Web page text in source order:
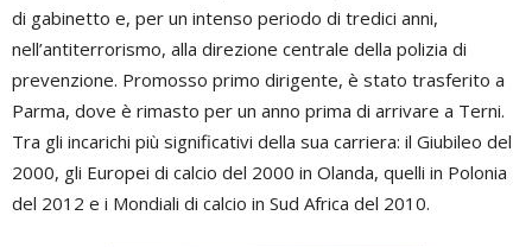
di gabinetto e, per un intenso periodo di tredici anni,
nell’antiterrorismo, alla direzione centrale della polizia di
prevenzione. Promosso primo dirigente, è stato trasferito a
Parma, dove è rimasto per un anno prima di arrivare a Terni.
Tra gli incarichi più significativi della sua carriera: il Giubileo del
2000, gli Europei di calcio del 2000 in Olanda, quelli in Polonia
del 2012 e i Mondiali di calcio in Sud Africa del 2010.